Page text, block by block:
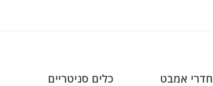
חדרי אמבט כלים סניטריים